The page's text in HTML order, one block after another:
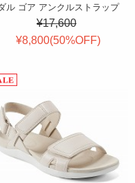
ル ゴア アンクルストラップ
¥17,600
¥8,800(50%OFF)